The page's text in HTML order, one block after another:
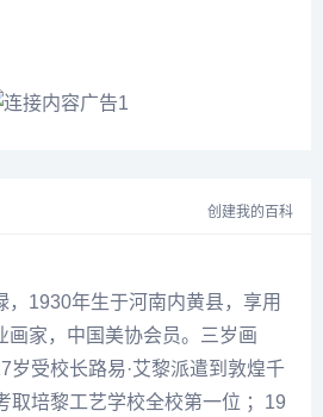
创建我的百科
，1930年生于河南内黄县，享用
画家，中国美协会员。三岁画
岁受校长路易·艾黎派遣到敦煌千
取培黎工艺学校全校第一位 ；19